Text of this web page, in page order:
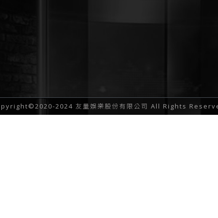
2024 友量娛樂股份有限公司 All Rights